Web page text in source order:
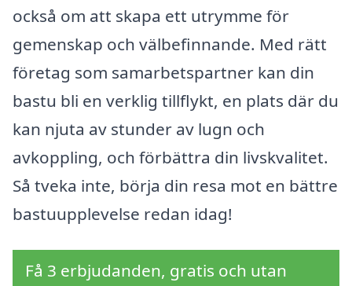
också om att skapa ett utrymme för
gemenskap och välbefinnande. Med rätt
företag som samarbetspartner kan din
bastu bli en verklig tillflykt, en plats där du
kan njuta av stunder av lugn och
avkoppling, och förbättra din livskvalitet.
Så tveka inte, börja din resa mot en bättre
bastuupplevelse redan idag!
Få 3 erbjudanden, gratis och utan